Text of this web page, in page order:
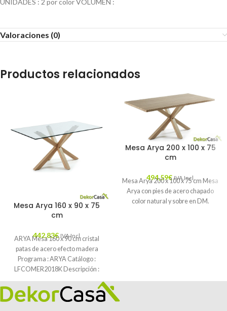
UNIDADES : 2 por color VOLUMEN :
Valoraciones (0)
Productos relacionados
Mesa Arya 160 x 90 x 75
cm
442,83€ IVA Incl.
ARYA Mesa 160 x 90 cm cristal
patas de acero efecto madera
Programa : ARYA Catálogo :
LFCOMER2018K Descripción :
Mesa Arya 200 x 100 x 75
cm
494,59€ IVA Incl.
Mesa Arya 200 x 100 x 75 cm Mesa
Arya con pies de acero chapado
color natural y sobre en DM.